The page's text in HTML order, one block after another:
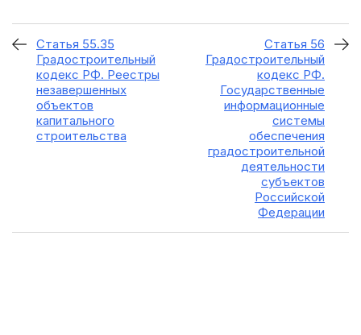
Статья 55.35
Градостроительный
кодекс РФ. Реестры
незавершенных
объектов
капитального
строительства
Статья 56
Градостроительный
кодекс РФ.
Государственные
информационные
системы
обеспечения
градостроительной
деятельности
субъектов
Российской
Федерации